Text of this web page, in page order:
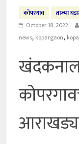
कोपरगाव ताज्या
October 18, 2022
news, kopargaon,